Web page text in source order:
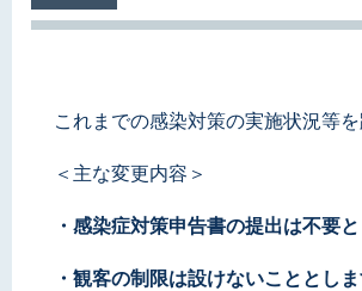
これまでの感染対策の実施状況等
＜主な変更内容＞
・感染症対策申告書の提出は不要と
・観客の制限は設けないこととしま